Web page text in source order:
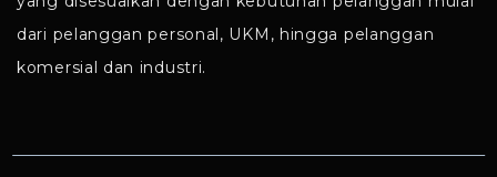
dari pelanggan personal, UKM, hingga pelanggan
komersial dan industri.